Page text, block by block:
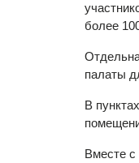
более
палаты
В
Вместе с